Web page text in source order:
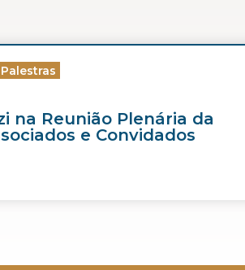
na Reunião Plenária da
e Convidados